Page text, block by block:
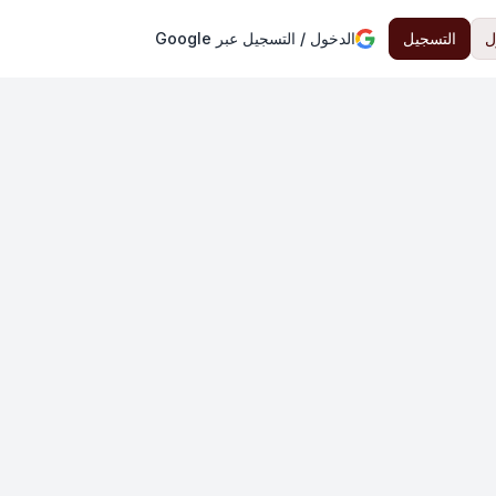
التسجيل الدخول / التسجيل عبر Google